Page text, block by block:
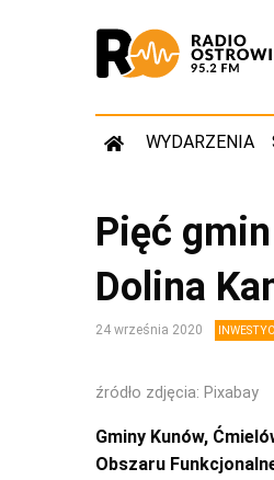
WYDARZENIA
Pięć
Dolina
24 września 2020
źródło zdjęcia: Pixabay
Gminy Kunów,
Obszaru